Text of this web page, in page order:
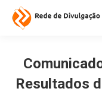
Resultados